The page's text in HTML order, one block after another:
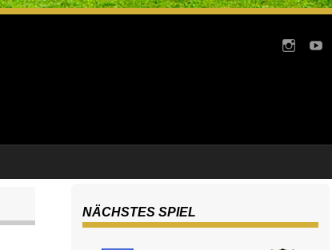
NÄCHSTES SPIEL